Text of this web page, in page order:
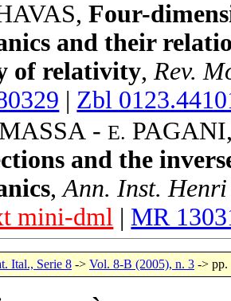
,Four-
and their
of relativity, Rev.
| Zbl
MASSA -E. PAGANI
and the
,Ann. Inst.
mini-dml | MR
Ital., Serie 8 -> Vol. 8-B (2005), n. 3 -> pp.